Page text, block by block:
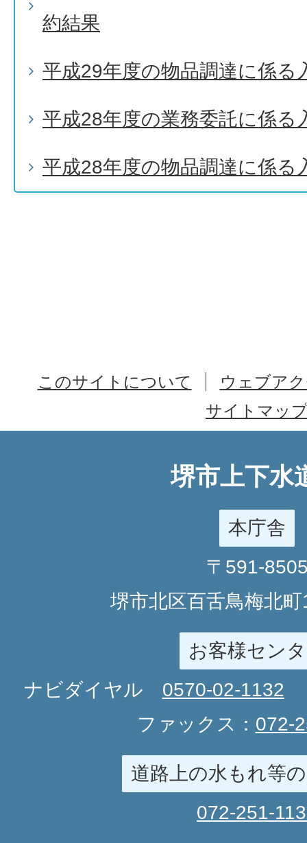
約結果
平成29年度の物品調達に係る
平成28年度の業務委託に係る
平成28年度の物品調達に係る
このサイトについて
ウェブア
サイトマッ
堺市上下水
本庁舎
〒591-
堺市北区百舌鳥梅北
お客様セン
ナビダイヤル 0570-02-1132
ファックス： 072-
道路上の水もれ等
072-251-